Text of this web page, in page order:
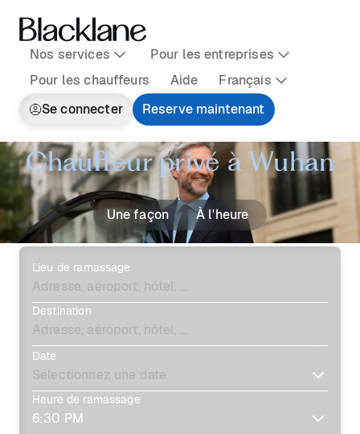
Nos services
Pour les entreprises
Pour les chauffeurs
Aide
Français
Se connecter
Reserve maintenant
Chauffeur privé à Wuhan
Une façon À l'heure
Lieu de ramassage
Destination
Date
Heure de ramassage